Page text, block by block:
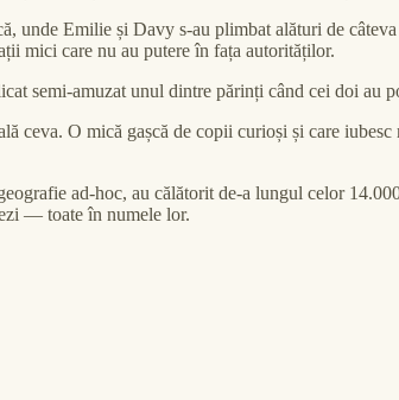
unde Emilie și Davy s-au plimbat alături de
mici care nu au putere în fața autorităților.
semi-amuzat unul dintre părinți când cei doi au
ceva. O mică gașcă de copii curioși și care
ad-hoc, au călătorit de-a lungul celor
— toate în numele lor.